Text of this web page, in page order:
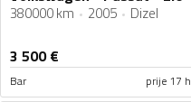
380000 km 2005 Dizel
3 500€
Bar prije 17 h